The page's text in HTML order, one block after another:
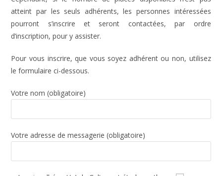
atteint par les seuls adhérents, les personnes intéressées
pourront s’inscrire et seront contactées, par ordre
d’inscription, pour y assister.
Pour vous inscrire, que vous soyez adhérent ou non, utilisez
le formulaire ci-dessous.
Votre nom (obligatoire)
Votre adresse de messagerie (obligatoire)